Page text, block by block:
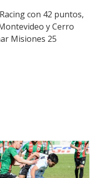
con 42 puntos,
y Cerro
Misiones 25